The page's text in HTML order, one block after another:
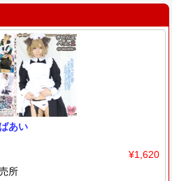
あい
¥1,620
所